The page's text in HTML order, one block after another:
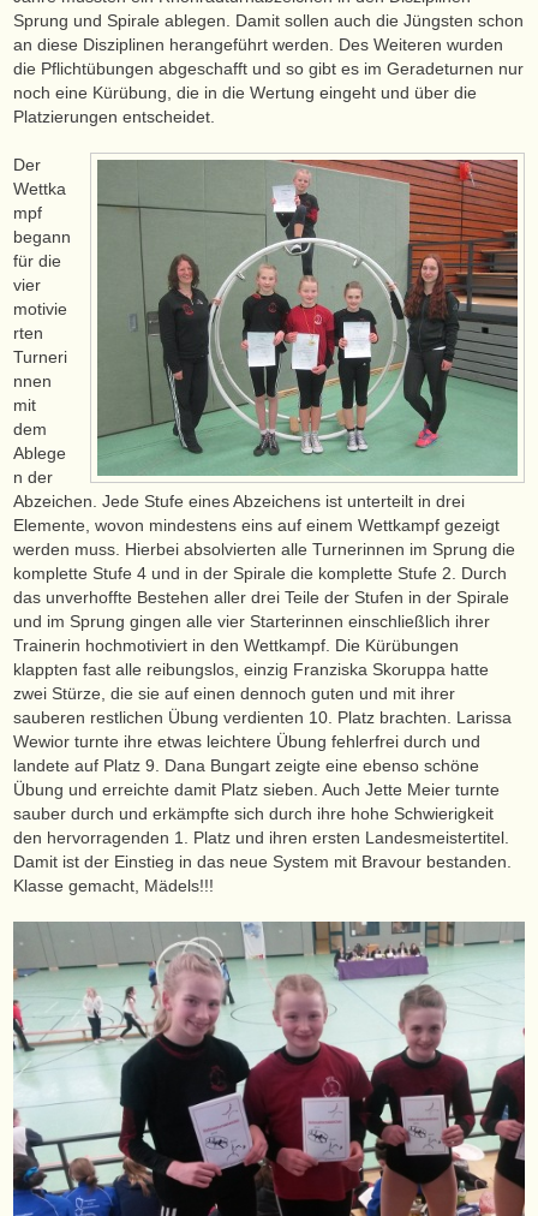
Sprung und Spirale ablegen. Damit sollen auch die Jüngsten schon
an diese Disziplinen herangeführt werden. Des Weiteren wurden
die Pflichtübungen abgeschafft und so gibt es im Geradeturnen nur
noch eine Kürübung, die in die Wertung eingeht und über die
Platzierungen entscheidet.
Der
Wettka
mpf
begann
für die
vier
motivie
rten
Turneri
nnen
mit
dem
Ablege
n der
Abzeichen. Jede Stufe eines Abzeichens ist unterteilt in drei
Elemente, wovon mindestens eins auf einem Wettkampf gezeigt
werden muss. Hierbei absolvierten alle Turnerinnen im Sprung die
komplette Stufe 4 und in der Spirale die komplette Stufe 2. Durch
das unverhoffte Bestehen aller drei Teile der Stufen in der Spirale
und im Sprung gingen alle vier Starterinnen einschließlich ihrer
Trainerin hochmotiviert in den Wettkampf. Die Kürübungen
klappten fast alle reibungslos, einzig Franziska Skoruppa hatte
zwei Stürze, die sie auf einen dennoch guten und mit ihrer
sauberen restlichen Übung verdienten 10. Platz brachten. Larissa
Wewior turnte ihre etwas leichtere Übung fehlerfrei durch und
landete auf Platz 9. Dana Bungart zeigte eine ebenso schöne
Übung und erreichte damit Platz sieben. Auch Jette Meier turnte
sauber durch und erkämpfte sich durch ihre hohe Schwierigkeit
den hervorragenden 1. Platz und ihren ersten Landesmeistertitel.
Damit ist der Einstieg in das neue System mit Bravour bestanden.
Klasse gemacht, Mädels!!!